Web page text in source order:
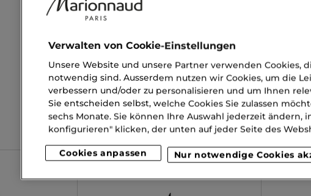
ESTÉE LAUDER
DOUBLE WEAR EYESHADOW BASE
Double Wear Eyeshadow Base
0.00 CHF 0.00
Verwalten von Cookie-Einstellungen
Unsere Website und unsere Partner verwenden Cookies,
notwendig sind. Ausserdem nutzen wir Cookies, um die
verbessern und/oder zu personalisieren und um Ihnen
Sie entscheiden selbst, welche Cookies Sie zulassen
sechs Monate. Sie können Ihre Auswahl jederzeit ändern,
konfigurieren" klicken, der unten auf jeder Seite des
Cookies anpassen Nur notwendige Cookies